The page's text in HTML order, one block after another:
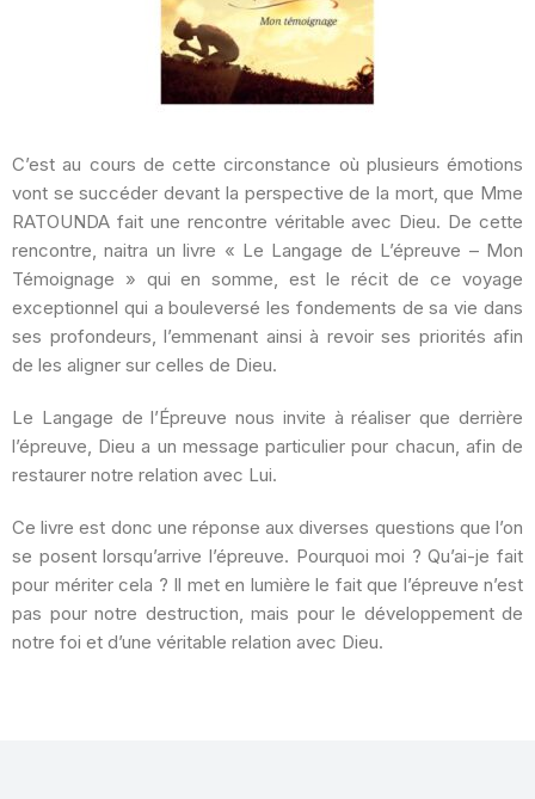
C’est au cours de cette circonstance où plusieurs émotions
vont se succéder devant la perspective de la mort, que Mme
RATOUNDA fait une rencontre véritable avec Dieu. De cette
rencontre, naitra un livre « Le Langage de L’épreuve – Mon
Témoignage » qui en somme, est le récit de ce voyage
exceptionnel qui a bouleversé les fondements de sa vie dans
ses profondeurs, l’emmenant ainsi à revoir ses priorités afin
de les aligner sur celles de Dieu.
Le Langage de l’Épreuve nous invite à réaliser que derrière
l’épreuve, Dieu a un message particulier pour chacun, afin de
restaurer notre relation avec Lui.
Ce livre est donc une réponse aux diverses questions que l’on
se posent lorsqu’arrive l’épreuve. Pourquoi moi ? Qu’ai-je fait
pour mériter cela ? Il met en lumière le fait que l’épreuve n’est
pas pour notre destruction, mais pour le développement de
notre foi et d’une véritable relation avec Dieu.